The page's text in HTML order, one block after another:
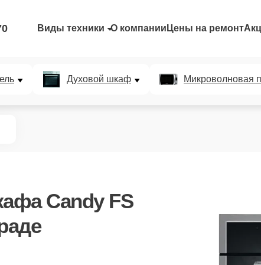
Виды техники О компании Цены на ремонт
Духовой шкаф Микроволновая
Candy FS